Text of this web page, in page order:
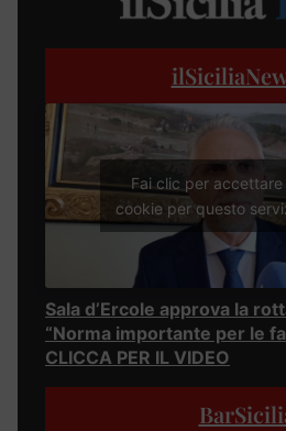
Fai clic per accettare
cookie per questo
Sala d’Ercole approva la
“Norma importante per le
CLICCA PER IL VIDEO